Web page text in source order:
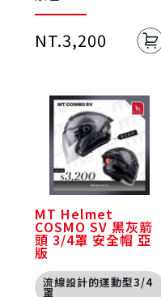
NT.3,200
MT Helmet
COSMO SV 黑灰箭
頭 3/4罩 安全帽 亞
版
流線設計的運動型3/4
罩